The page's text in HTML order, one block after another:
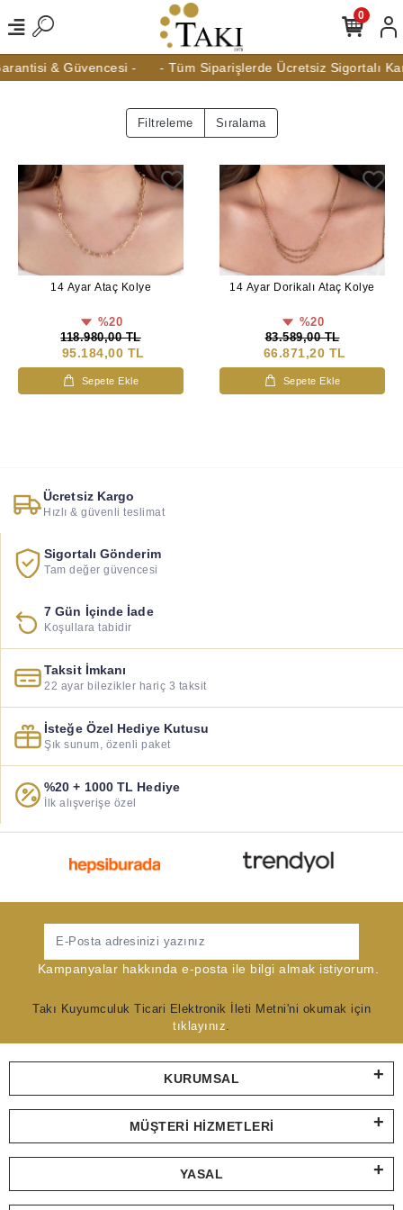
& Güvencesi - - Tüm Siparişlerde Ücretsiz Sigortalı
0
Filtreleme Sıralama
14 Ayar Ataç Kolye
%20
118.980,00 TL
95.184,00 TL
Sepete Ekle
14 Ayar Dorikalı Ataç Kolye
%20
83.589,00 TL
66.871,20 TL
Sepete Ekle
Ücretsiz Kargo
Hızlı & güvenli teslimat
Sigortalı Gönderim
Tam değer güvencesi
7 Gün İçinde İade
Koşullara tabidir
Taksit İmkanı
22 ayar bilezikler hariç 3 taksit
İsteğe Özel Hediye Kutusu
Şık sunum, özenli paket
%20 + 1000 TL Hediye
İlk alışverişe özel
Kampanyalar hakkında e-posta ile bilgi almak istiyorum.
Takı Kuyumculuk Ticari Elektronik İleti Metni'ni okumak için
tıklayınız
KURUMSAL
MÜŞTERI HIZMETLERI
YASAL